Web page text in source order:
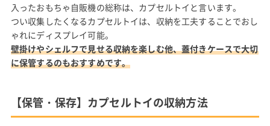
入ったおもちゃ自販機の総称は、カプセルトイと言います。
つい収集したくなるカプセルトイは、収納を工夫することでおし
ゃれにディスプレイ可能。
壁掛けやシェルフで見せる収納を楽しむ他、蓋付きケースで大切
に保管するのもおすすめです。
【保管・保存】カプセルトイの収納方法